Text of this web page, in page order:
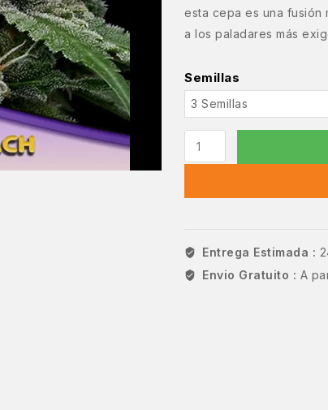
esta cepa es una fusión
a los paladares más
Semillas
Entrega Estimada :
Envio Gratuito : A